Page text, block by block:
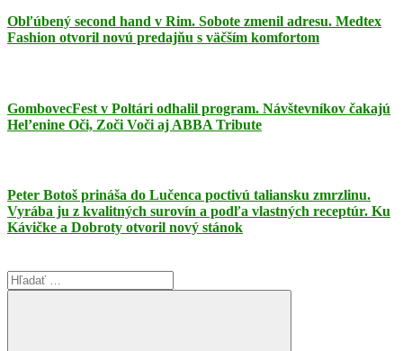
Obľúbený second hand v Rim. Sobote zmenil adresu. Medtex
Fashion otvoril novú predajňu s väčším komfortom
GombovecFest v Poltári odhalil program. Návštevníkov čakajú
Hel’enine Oči, Zoči Voči aj ABBA Tribute
Peter Botoš prináša do Lučenca poctivú taliansku zmrzlinu.
Vyrába ju z kvalitných surovín a podľa vlastných receptúr. Ku
Kávičke a Dobroty otvoril nový stánok
Search
for: